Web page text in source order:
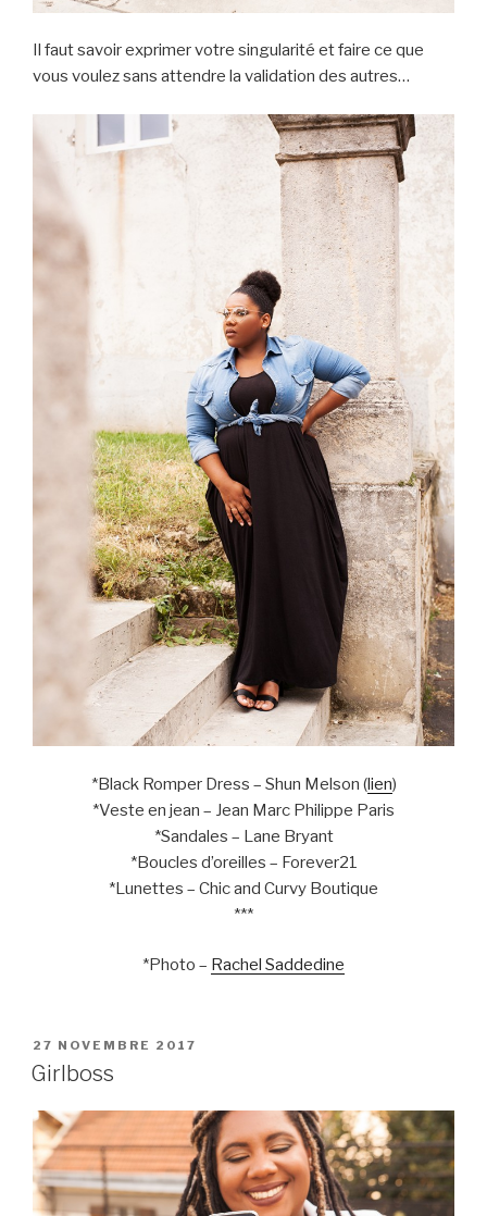
Il faut savoir exprimer votre singularité et faire ce que
vous voulez sans attendre la validation des autres…
*Black Romper Dress – Shun Melson (lien)
*Veste en jean – Jean Marc Philippe Paris
*Sandales – Lane Bryant
*Boucles d’oreilles – Forever21
*Lunettes – Chic and Curvy Boutique
***
*Photo – Rachel Saddedine
PUBLIÉ
LE
27 NOVEMBRE 2017
Girlboss